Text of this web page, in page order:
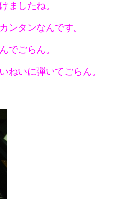
ましたね。
ンタンなんです。
でごらん。
ねいに弾いてごらん。